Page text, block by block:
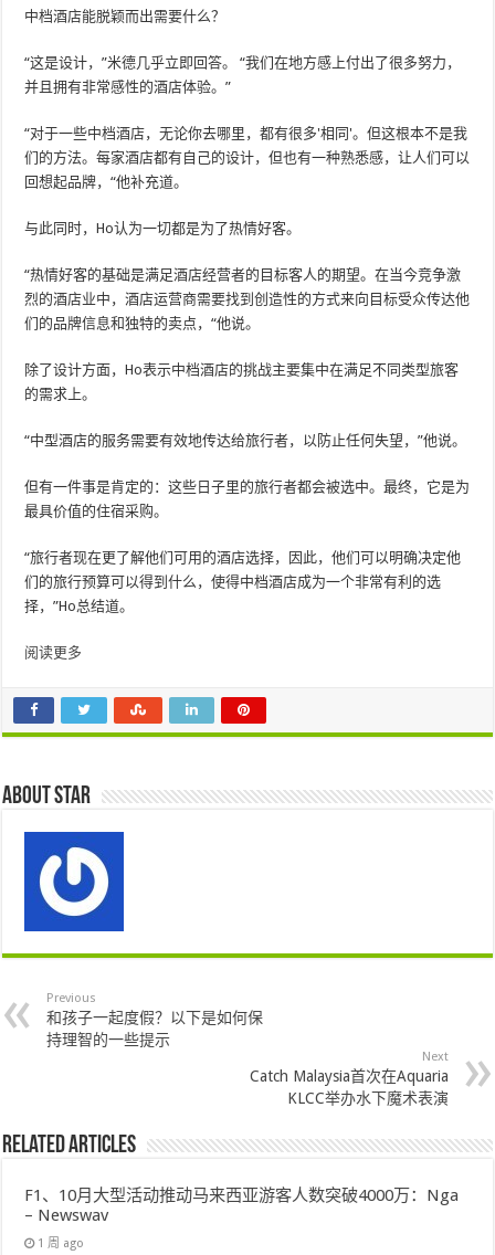
中档酒店能脱颖而出需要什么？
“这是设计，”米德几乎立即回答。 “我们在地方感上付出了很多努力，
并且拥有非常感性的酒店体验。”
“对于一些中档酒店，无论你去哪里，都有很多'相同'。但这根本不是我
们的方法。每家酒店都有自己的设计，但也有一种熟悉感，让人们可以
回想起品牌，“他补充道。
与此同时，Ho认为一切都是为了热情好客。
“热情好客的基础是满足酒店经营者的目标客人的期望。在当今竞争激
烈的酒店业中，酒店运营商需要找到创造性的方式来向目标受众传达他
们的品牌信息和独特的卖点，“他说。
除了设计方面，Ho表示中档酒店的挑战主要集中在满足不同类型旅客
的需求上。
“中型酒店的服务需要有效地传达给旅行者，以防止任何失望，”他说。
但有一件事是肯定的：这些日子里的旅行者都会被选中。最终，它是为
最具价值的住宿采购。
“旅行者现在更了解他们可用的酒店选择，因此，他们可以明确决定他
们的旅行预算可以得到什么，使得中档酒店成为一个非常有利的选
择，”Ho总结道。
阅读更多
About star
Previous
和孩子一起度假？以下是如何保
持理智的一些提示
Next
Catch Malaysia首次在Aquaria
KLCC举办水下魔术表演
Related Articles
F1、10月大型活动推动马来西亚游客人数突破4000万：Nga
– Newswav
1 周 ago